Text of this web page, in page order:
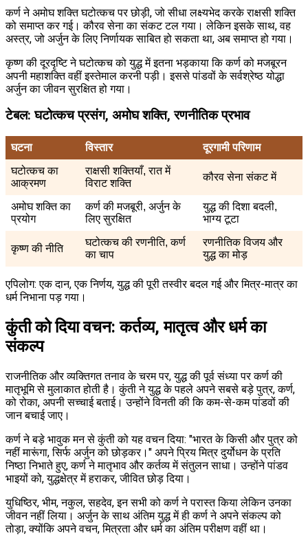
कर्ण ने अमोघ शक्ति घटोत्कच पर छोड़ी, जो सीधा लक्ष्यभेद करके राक्षसी शक्ति
को समाप्त कर गई। कौरव सेना का संकट टल गया। लेकिन इसके साथ, वह
अस्त्र, जो अर्जुन के लिए निर्णायक साबित हो सकता था, अब समाप्त हो गया।
कृष्ण की दूरदृष्टि ने घटोत्कच को युद्ध में इतना भड़काया कि कर्ण को मजबूरन
अपनी महाशक्ति वहीं इस्तेमाल करनी पड़ी। इससे पांडवों के सर्वश्रेष्ठ योद्धा
अर्जुन का जीवन सुरक्षित हो गया।
टेबल: घटोत्कच प्रसंग, अमोघ शक्ति, रणनीतिक प्रभाव
घटना विस्तार
दूरगामी परिणाम
घटोत्कच का
आक्रमण
राक्षसी शक्तियाँ, रात में
विराट शक्ति
कौरव सेना संकट में
अमोघ शक्ति का
प्रयोग
कर्ण की मजबूरी, अर्जुन के
लिए सुरक्षित
युद्ध की दिशा बदली,
भाग्य टूटा
कृष्ण की नीति
घटोत्कच की रणनीति, कर्ण
का चाप
रणनीतिक विजय और
युद्ध का मोड़
एपिलोग: एक दान, एक निर्णय, युद्ध की पूरी तस्वीर बदल गई और मित्र-मात्र का
धर्म निभाना पड़ गया।
कुंती को दिया वचन: कर्तव्य, मातृत्व और धर्म का
संकल्प
राजनीतिक और व्यक्तिगत तनाव के चरम पर, युद्ध की पूर्व संध्या पर कर्ण की
मातृभूमि से मुलाकात होती है। कुंती ने युद्ध के पहले अपने सबसे बड़े पुत्र, कर्ण,
को रोका, अपनी सच्चाई बताई। उन्होंने विनती की कि कम-से-कम पांडवों की
जान बचाई जाए।
कर्ण ने बड़े भावुक मन से कुंती को यह वचन दिया: "भारत के किसी और पुत्र को
नहीं मारूंगा, सिर्फ अर्जुन को छोड़कर।" अपने प्रिय मित्र दुर्योधन के प्रति
निष्ठा निभाते हुए, कर्ण ने मातृभाव और कर्तव्य में संतुलन साधा। उन्होंने पांडव
भाइयों को, युद्धक्षेत्र में हराकर, जीवित छोड़ दिया।
युधिष्ठिर, भीम, नकुल, सहदेव, इन सभी को कर्ण ने परास्त किया लेकिन उनका
जीवन नहीं लिया। अर्जुन के साथ अंतिम युद्ध में ही कर्ण ने अपने संकल्प को
तोड़ा, क्योंकि अपने वचन, मित्रता और धर्म का अंतिम परीक्षण वहीं था।